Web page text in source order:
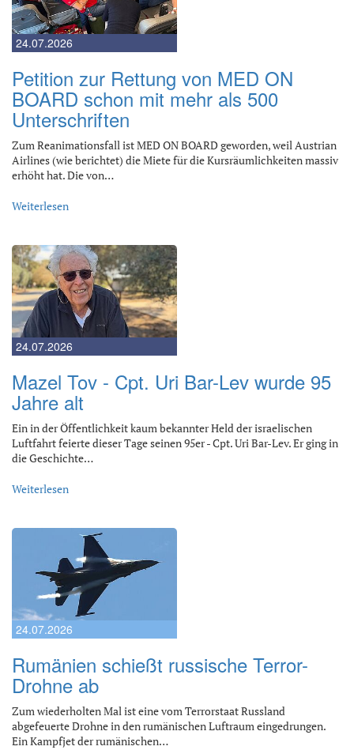
24.07.2026
Petition zur Rettung von MED ON
BOARD schon mit mehr als 500
Unterschriften
Zum Reanimationsfall ist MED ON BOARD geworden, weil Austrian
Airlines (wie berichtet) die Miete für die Kursräumlichkeiten massiv
erhöht hat. Die von…
Weiterlesen
24.07.2026
Mazel Tov - Cpt. Uri Bar-Lev wurde 95
Jahre alt
Ein in der Öffentlichkeit kaum bekannter Held der israelischen
Luftfahrt feierte dieser Tage seinen 95er - Cpt. Uri Bar-Lev. Er ging in
die Geschichte…
Weiterlesen
24.07.2026
Rumänien schießt russische Terror-
Drohne ab
Zum wiederholten Mal ist eine vom Terrorstaat Russland
abgefeuerte Drohne in den rumänischen Luftraum eingedrungen.
Ein Kampfjet der rumänischen…